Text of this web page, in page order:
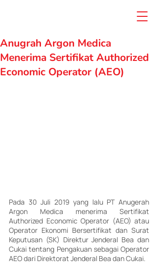
Anugrah Argon Medica
Menerima Sertifikat Authorized
Economic Operator (AEO)
Pada 30 Juli 2019 yang lalu PT Anugerah
Argon Medica menerima Sertifikat
Authorized Economic Operator (AEO) atau
Operator Ekonomi Bersertifikat dan Surat
Keputusan (SK) Direktur Jenderal Bea dan
Cukai tentang Pengakuan sebagai Operator
AEO dari Direktorat Jenderal Bea dan Cukai.